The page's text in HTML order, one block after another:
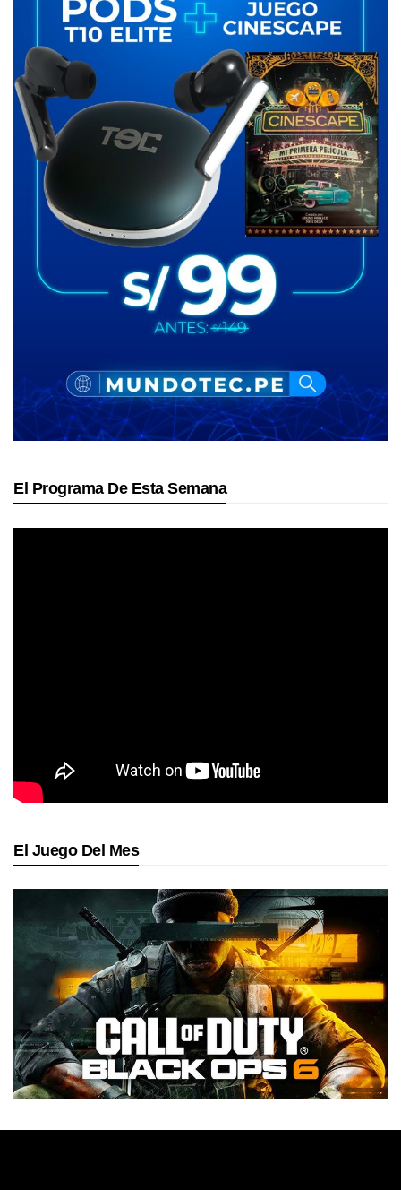
El Programa De Esta Semana
El Juego Del Mes